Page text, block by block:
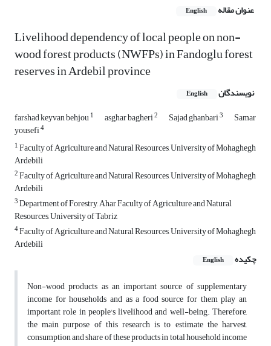
عنوان مقاله English
Livelihood dependency of local people on non-
wood forest products (NWFPs) in Fandoglu forest
reserves in Ardebil province
نویسندگان English
farshad keyvan behjou1 asghar bagheri2 Sajad ghanbari3 Samar
yousefi4
1Faculty of Agriculture and Natural Resources, University of Mohaghegh
Ardebili
2Faculty of Agriculture and Natural Resources, University of Mohaghegh
Ardebili
3Department of Forestry, Ahar Faculty of Agriculture and Natural
Resources, University of Tabriz
4Faculty of Agriculture and Natural Resources, University of Mohaghegh
Ardebili
چکیده
English
Non-wood products as an important source of supplementary
income for households and as a food source for them play an
important role in people's livelihood and well-being. Therefore,
the main purpose of this research is to estimate the harvest,
consumption and share of these products in total household income